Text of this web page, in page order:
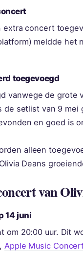
extra concert
meldde het
toegevoegd
vanwege de grote
de setlist van 9 mei
en goed is
alleen
Deans
van
14 juni
om 20:00 uur. Dit
Apple Music